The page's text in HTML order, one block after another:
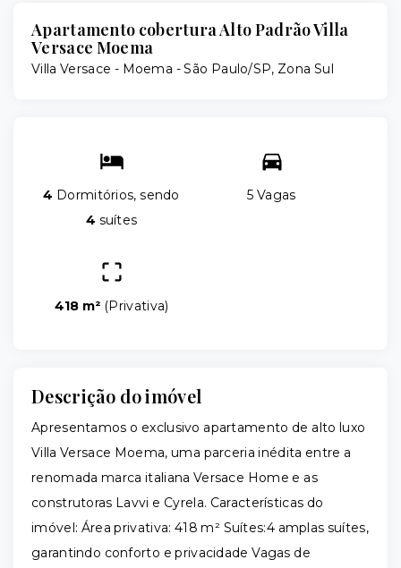
Apartamento cobertura Alto Padrão Villa
Versace Moema
Villa Versace - Moema - São Paulo/SP, Zona Sul
4 Dormitórios, sendo
4 suítes
5 Vagas
418 m² (Privativa)
Descrição do imóvel
Apresentamos o exclusivo apartamento de alto luxo
Villa Versace Moema, uma parceria inédita entre a
renomada marca italiana Versace Home e as
construtoras Lavvi e Cyrela. Características do
imóvel: Área privativa: 418 m² Suítes:4 amplas suítes,
garantindo conforto e privacidade Vagas de